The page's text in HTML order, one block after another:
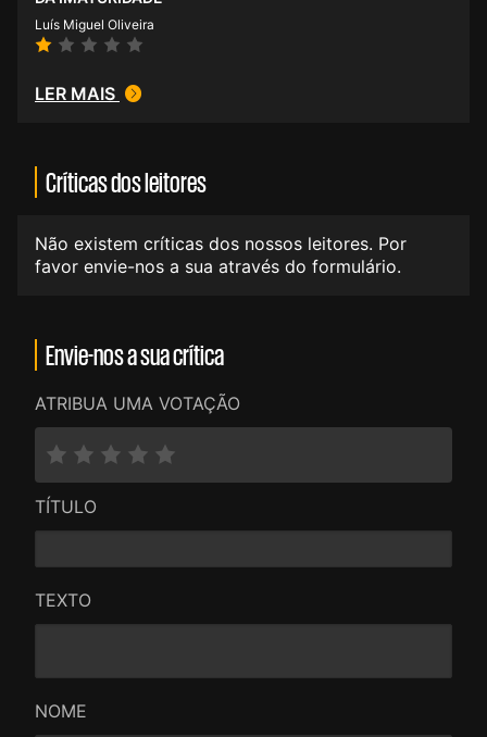
Luís Miguel Oliveira
LER MAIS
Críticas dos leitores
Não existem críticas dos nossos leitores. Por
favor envie-nos a sua através do formulário.
Envie-nos a sua crítica
ATRIBUA UMA VOTAÇÃO
TÍTULO
TEXTO
NOME